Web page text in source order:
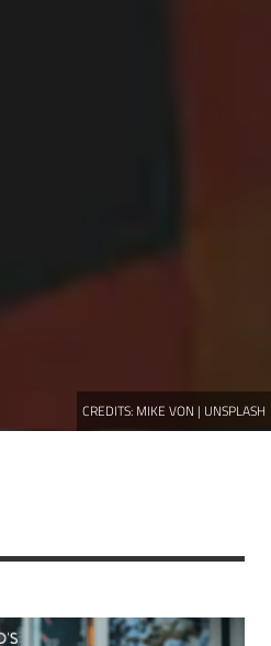
CREDITS: MIKE VON | UNSPLASH